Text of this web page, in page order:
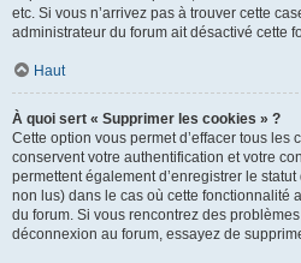
etc. Si vous n’arrivez pas à trouver cette
administrateur du forum ait désactivé cette
Haut
À quoi sert « Supprimer les cookies » ?
Cette option vous permet d’effacer tous les
conservent votre authentification et votre
permettent également d’enregistrer le
non lus) dans le cas où cette fonctionnalité
du forum. Si vous rencontrez des
déconnexion au forum, essayez de